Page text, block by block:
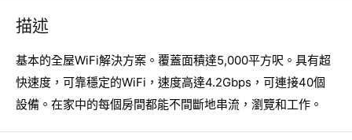
描述
基本的全屋WiFi解決方案。覆蓋面積達5,000平方呎。具有超
快速度，可靠穩定的WiFi，速度高達4.2Gbps，可連接40個
設備。在家中的每個房間都能不間斷地串流，瀏覽和工作。